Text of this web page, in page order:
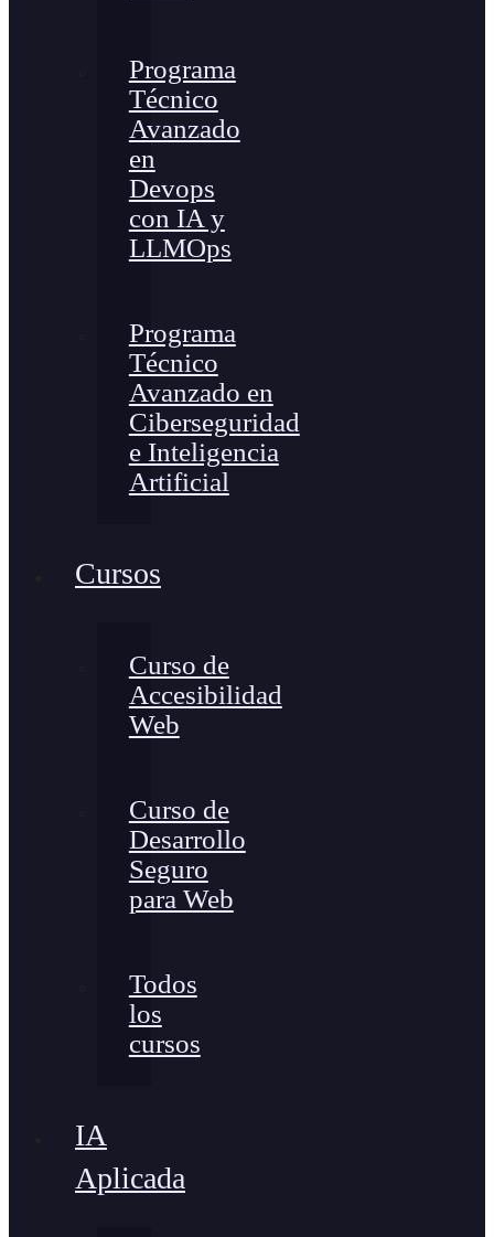
Programa
Técnico
Avanzado
en
Devops
con IA y
LLMOps
Programa
Técnico
Avanzado en
Ciberseguridad
e Inteligencia
Artificial
Cursos
Curso de
Accesibilidad
Web
Curso de
Desarrollo
Seguro
para Web
Todos
los
cursos
IA
Aplicada